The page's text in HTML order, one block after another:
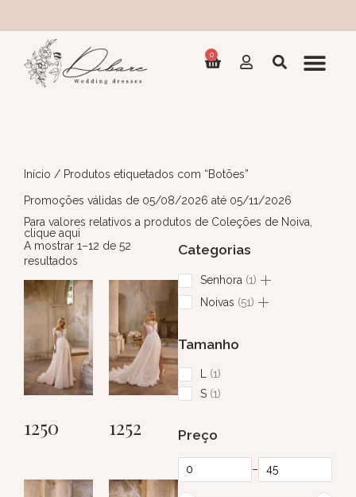
0
Início / Produtos etiquetados com “Botões”
Promoções válidas de 05/08/2026 até 05/11/2026
Para valores relativos a produtos de Coleções de Noiva,
clique aqui
Categorias
Senhora 1
Noivas 51
Tamanho
L 1
S 1
Preço
–
A mostrar 1–12 de 52
resultados
1250 1252